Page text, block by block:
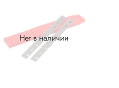
Нет в наличии